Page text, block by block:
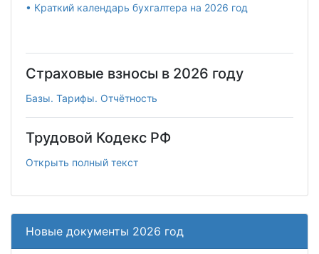
• Краткий календарь бухгалтера на 2026 год
Страховые взносы в 2026 году
Базы. Тарифы. Отчётность
Трудовой Кодекс РФ
Открыть полный текст
Новые документы 2026 год